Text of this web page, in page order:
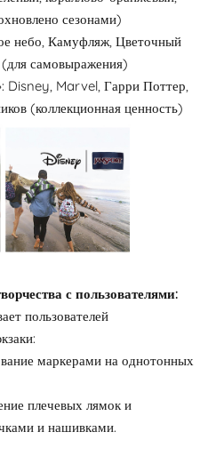
сезонами)
небо, Камуфляж, Цветочный
самовыражения)
Disney, Marvel, Гарри Поттер,
(коллекционная ценность)
с пользователями:
пользователей
маркерами на однотонных
плечевых лямок и
и нашивками.